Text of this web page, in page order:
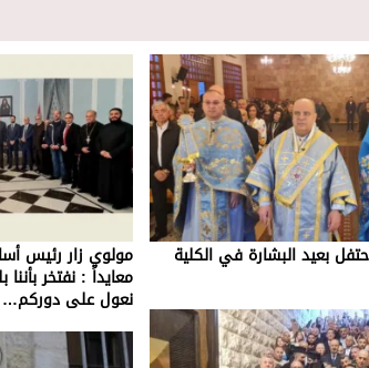
بعيد البشارة في الكلية مولوي زار رئيس
معايداً : نفتخر
نعول على دوركم…